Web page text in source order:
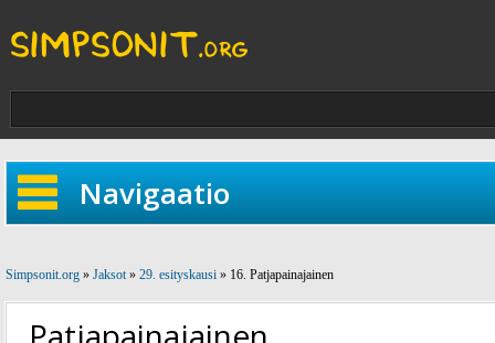
Navigaatio
Simpsonit.org » Jaksot» 29. esityskausi » 16. Patjapainajainen